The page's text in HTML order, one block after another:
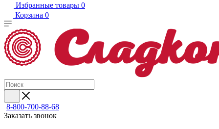
Избранные товары 0
Корзина 0
8-800-700-88-68
Заказать звонок